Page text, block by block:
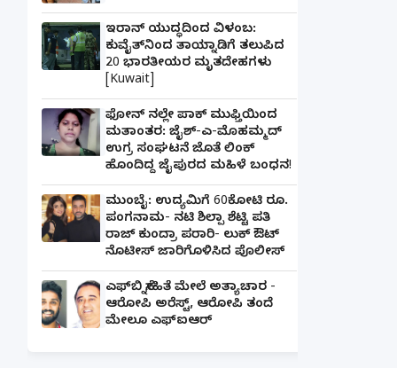
ಇರಾನ್ ಯುದ್ಧದಿಂದ ವಿಳಂಬ:
ಕುವೈತ್‌ನಿಂದ ತಾಯ್ನಾಡಿಗೆ ತಲುಪಿದ
20 ಭಾರತೀಯರ ಮೃತದೇಹಗಳು
[Kuwait]
ಫೋನ್ ನಲ್ಲೇ ಪಾಕ್ ಮುಫ್ತಿಯಿಂದ
ಮತಾಂತರ: ಜೈಶ್-ಎ-ಮೊಹಮ್ಮದ್
ಉಗ್ರ ಸಂಘಟನೆ ಜೊತೆ ಲಿಂಕ್
ಹೊಂದಿದ್ದ ಜೈಪುರದ ಮಹಿಳೆ ಬಂಧನ!
ಮುಂಬೈ: ಉದ್ಯಮಿಗೆ 60ಕೋಟಿ ರೂ.
ಪಂಗನಾಮ- ನಟಿ ಶಿಲ್ಪಾ ಶೆಟ್ಟಿ ಪತಿ
ರಾಜ್ ಕುಂದ್ರಾ ಪರಾರಿ- ಲುಕ್ ಔಟ್
ನೊಟೀಸ್ ಜಾರಿಗೊಳಿಸಿದ ಪೊಲೀಸ್
ಎಫ್‌ಬಿ ಸ್ನೇಹಿತೆ ಮೇಲೆ ಅತ್ಯಾಚಾರ -
ಆರೋಪಿ ಅರೆಸ್ಟ್, ಆರೋಪಿ ತಂದೆ
ಮೇಲೂ ಎಫ್ಐಆರ್